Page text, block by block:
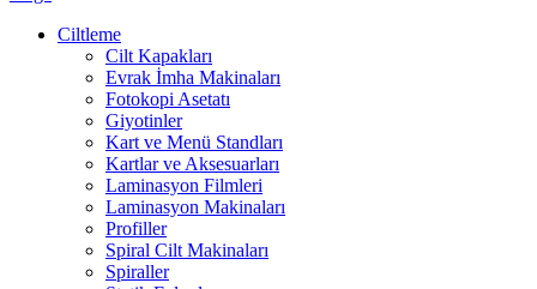
Ciltleme
Cilt Kapakları
Evrak İmha Makinaları
Fotokopi Asetatı
Giyotinler
Kart ve Menü Standları
Kartlar ve Aksesuarları
Laminasyon Filmleri
Laminasyon Makinaları
Profiller
Spiral Cilt Makinaları
Spiraller